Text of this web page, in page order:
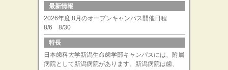
最新情報
2026年度 8月のオープンキャンパス開催日程
8/6 8/30
特長
日本歯科大学新潟生命歯学部キャンパスには、附属
病院として新潟病院があります。新潟病院は歯、